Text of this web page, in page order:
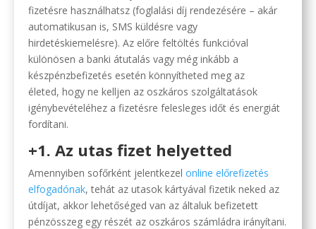
fizetésre használhatsz (foglalási díj rendezésére – akár
automatikusan is, SMS küldésre vagy
hirdetéskiemelésre). Az előre feltöltés funkcióval
különösen a banki átutalás vagy még inkább a
készpénzbefizetés esetén könnyítheted meg az
életed, hogy ne kelljen az oszkáros szolgáltatások
igénybevételéhez a fizetésre felesleges időt és energiát
fordítani.
+1. Az utas fizet helyetted
Amennyiben sofőrként jelentkezel online előrefizetés
elfogadónak, tehát az utasok kártyával fizetik neked az
útdíjat, akkor lehetőséged van az általuk befizetett
pénzösszeg egy részét az oszkáros számládra irányítani.